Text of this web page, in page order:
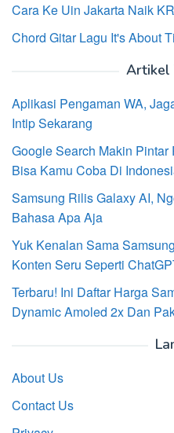
Cara Ke Uin Jakarta Naik
Chord Gitar Lagu It's About
Artikel
Aplikasi Pengaman WA,
Intip Sekarang
Google Search Makin
Bisa Kamu Coba Di
Samsung Rilis Galaxy AI,
Bahasa Apa Aja
Yuk Kenalan Sama
Konten Seru Seperti
Terbaru! Ini Daftar Harga
Dynamic Amoled 2x Dan
About Us
Contact Us